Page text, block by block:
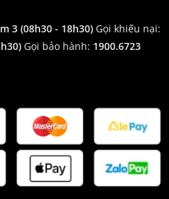
3 (08h30 - 18h30) Gọi khiếu nại:
Gọi bảo hành: 1900.6723